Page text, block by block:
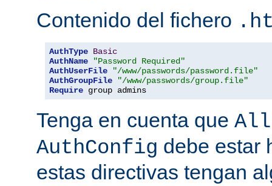
Contenido del fichero
AuthType Basic
AuthName
"Password Required"
AuthUserFile
"/www/passwords/password.file"
AuthGroupFile
"/www/passwords/group.file"
Require group admins
Tenga en cuenta que
AuthConfig debe estar
estas directivas tengan